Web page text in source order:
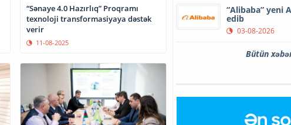
“Sənaye 4.0 Hazırlıq” Proqramı
texnoloji transformasiyaya dəstək
verir
11-08-2025
“Alibaba” yeni
edib
03-08-2026
Bütün